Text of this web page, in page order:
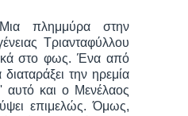
Μια πλημμύρα στην
Τριανταφύλλου
στο φως. Ένα από
την ηρεμία
αυτό και ο Μενέλαος
επιμελώς. Όμως,